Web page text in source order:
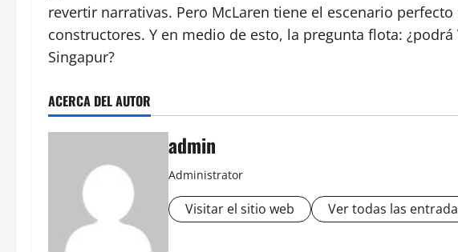
revertir narrativas. Pero McLaren tiene el escenario
constructores. Y en medio de esto, la pregunta flota:
Singapur?
ACERCA DEL AUTOR
admin
Administrator
Visitar el sitio web Ver todas las